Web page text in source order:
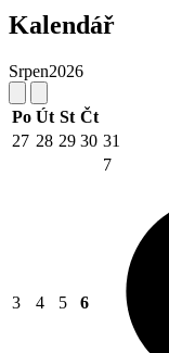
Kalendář
Srpen2026
Po Út St Čt
27 28 29 30 31
3 4 5 6
7